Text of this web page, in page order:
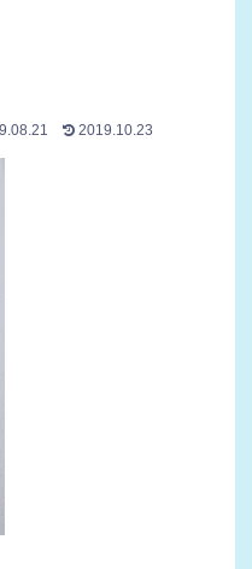
2019.10.23